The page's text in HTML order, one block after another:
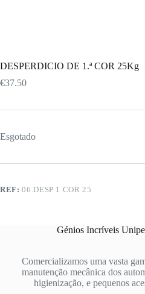
DESPERDICIO DE 1.ª COR 25Kg
€37.50
Esgotado
REF:06.DESP 1 COR 25
Génios Incríveis
Comercializamos uma vasta
manutenção mecânica dos
higienização, e pequenos